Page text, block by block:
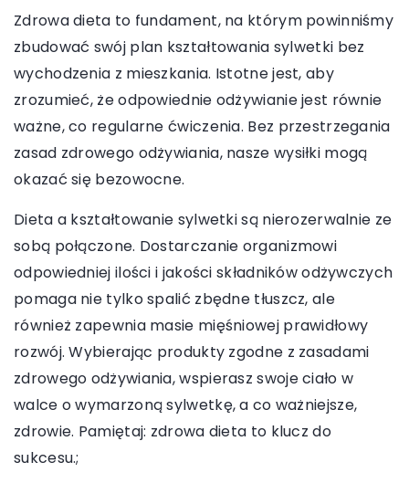
Zdrowa dieta to fundament, na którym powinniśmy
zbudować swój plan kształtowania sylwetki bez
wychodzenia z mieszkania. Istotne jest, aby
zrozumieć, że odpowiednie odżywianie jest równie
ważne, co regularne ćwiczenia. Bez przestrzegania
zasad zdrowego odżywiania, nasze wysiłki mogą
okazać się bezowocne.
Dieta a kształtowanie sylwetki są nierozerwalnie ze
sobą połączone. Dostarczanie organizmowi
odpowiedniej ilości i jakości składników odżywczych
pomaga nie tylko spalić zbędne tłuszcz, ale
również zapewnia masie mięśniowej prawidłowy
rozwój. Wybierając produkty zgodne z zasadami
zdrowego odżywiania, wspierasz swoje ciało w
walce o wymarzoną sylwetkę, a co ważniejsze,
zdrowie. Pamiętaj: zdrowa dieta to klucz do
sukcesu.;